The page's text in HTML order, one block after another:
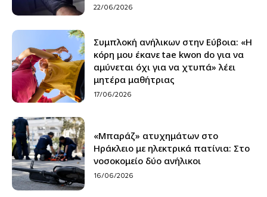
22/06/2026
Συμπλοκή ανήλικων στην Εύβοια: «Η
κόρη μου έκανε tae kwon do για να
αμύνεται όχι για να χτυπά» λέει
μητέρα μαθήτριας
17/06/2026
«Μπαράζ» ατυχημάτων στο
Ηράκλειο με ηλεκτρικά πατίνια: Στο
νοσοκομείο δύο ανήλικοι
16/06/2026